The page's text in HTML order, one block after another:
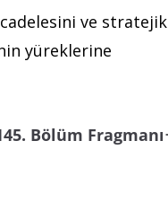
ve stratejik
yüreklerine
Bölüm Fragmanı